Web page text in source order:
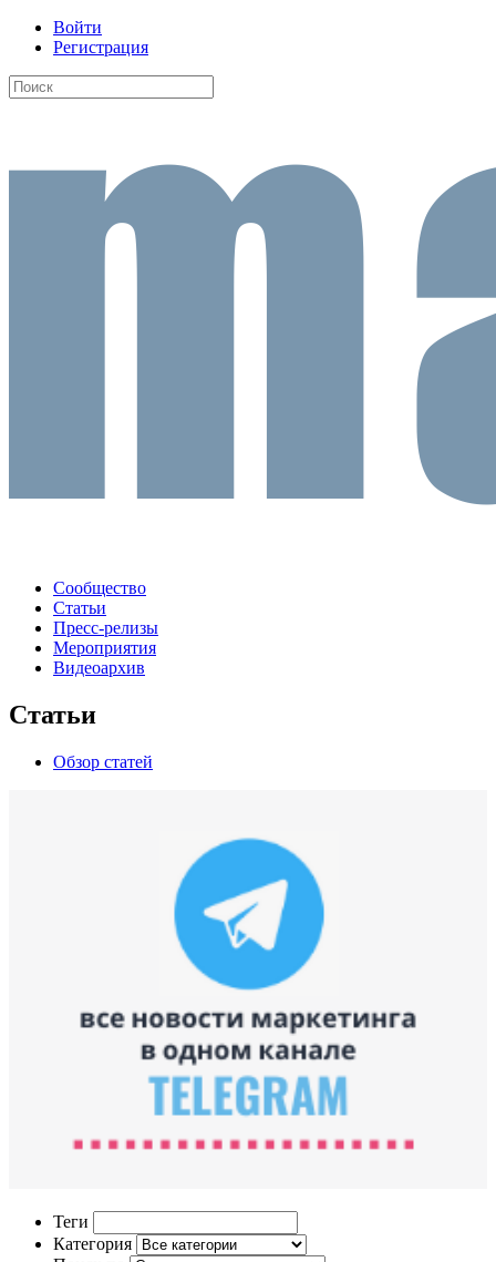
Войти
Регистрация
Сообщество
Статьи
Пресс-релизы
Мероприятия
Видеоархив
Статьи
Обзор статей
Теги
Категория